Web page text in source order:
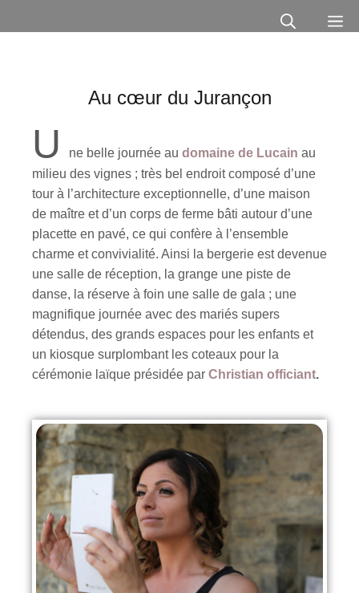
Au cœur du Jurançon
U ne belle journée au domaine de Lucain au
milieu des vignes ; très bel endroit composé d’une
tour à l’architecture exceptionnelle, d’une maison
de maître et d’un corps de ferme bâti autour d’une
placette en pavé, ce qui confère à l’ensemble
charme et convivialité. Ainsi la bergerie est devenue
une salle de réception, la grange une piste de
danse, la réserve à foin une salle de gala ; une
magnifique journée avec des mariés supers
détendus, des grands espaces pour les enfants et
un kiosque surplombant les coteaux pour la
cérémonie laïque présidée par Christian officiant.